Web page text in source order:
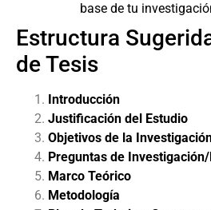
base de tu
Estructura
de Tesis
Introducción
Justificación del Estudio
Objetivos de la
Preguntas de
Marco Teórico
Metodología